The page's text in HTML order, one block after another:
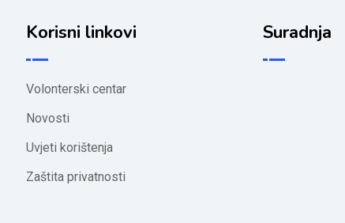
Korisni linkovi
Volonterski centar
Novosti
Uvjeti korištenja
Zaštita privatnosti
Suradnja